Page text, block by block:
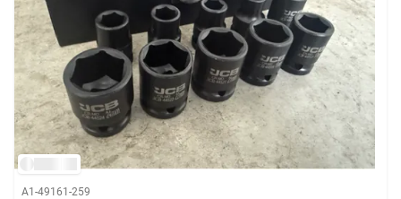
A1-49161-259